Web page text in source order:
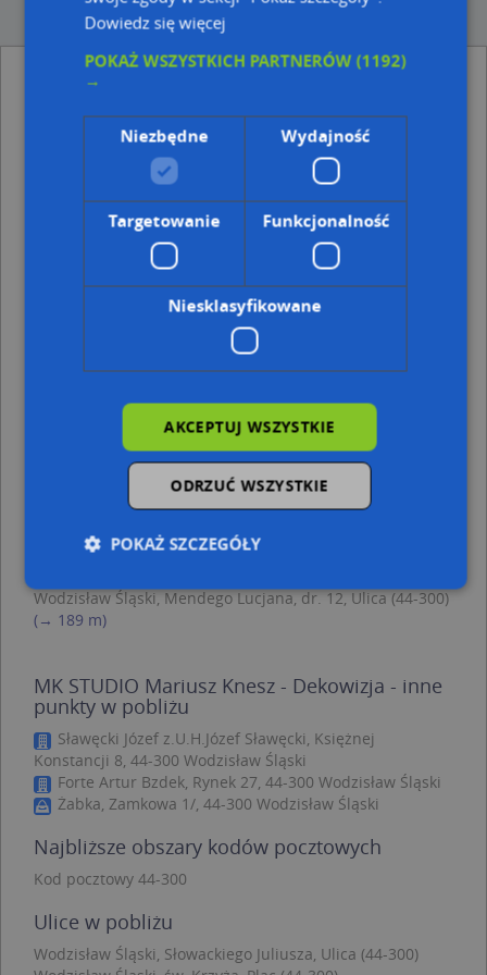
MK STUDIO Mariusz Knesz - Dekowizja - inne
Kancelaria Radców Prawnych Mirosława Pławecka
Aleksandra Tatarczyk Gruszka, Średnia 2, 44-300
Wodzisław Śląski
Kancelaria Adwokacka, Minorytów 1, 44-300
Wodzisław Śląski
Adresy w pobliżu
Wodzisław Śląski, św. Krzyża 4a, Plac (44-300) (→ 18 m)
Wodzisław Śląski, św. Krzyża 4, Plac (44-300)
Wodzisław Śląski, Słowackiego Juliusza 2, Ulica (44-300)
Wodzisław Śląski, Arendarska 2a, Ulica (44-300)
Wodzisław Śląski, Powstańców Śląskich 13, Ulica (44-300)
Wodzisław Śląski, Księżnej Konstancji 23, Ulica (44-300)
Wodzisław Śląski, Targowa 14, Ulica (44-300)
Wodzisław Śląski, Mendego Lucjana, dr. 13a, Ulica (44-
Wodzisław Śląski, Mendego Lucjana, dr. 12, Ulica (44-300)
(→ 189 m)
MK STUDIO Mariusz Knesz - Dekowizja - inne
punkty w pobliżu
Sławęcki Józef z.U.H.Józef Sławęcki, Księżnej
Konstancji 8, 44-300 Wodzisław Śląski
Forte Artur Bzdek, Rynek 27, 44-300 Wodzisław Śląski
Żabka, Zamkowa 1/, 44-300 Wodzisław Śląski
Najbliższe obszary kodów pocztowych
Kod pocztowy 44-300
Ulice w pobliżu
Wodzisław Śląski, Słowackiego Juliusza, Ulica (44-300)
Dowiedz się więcej
POKAŻ WSZYSTKICH PARTNERÓW(1192)
→
Niezbędne Wydajność
Targetowanie Funkcjonalność
Niesklasyfikowane
AKCEPTUJ WSZYSTKIE
ODRZUĆ WSZYSTKIE
POKAŻ SZCZEGÓŁY
Niezbędne pliki cookie umożliwiają korzystanie z
podstawowych funkcji strony internetowej, takich
jak logowanie użytkownika i zarządzanie kontem.
Bez niezbędnych plików cookie nie można
prawidłowo korzystać ze strony internetowej.
Nazwa
Provider/
APPSESSID .targeo.pl
CookieScriptConsent